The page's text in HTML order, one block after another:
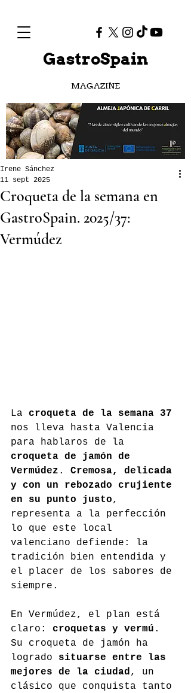
GastroSpain
MAGAZINE
Croqueta de la semana en
GastroSpain. 2025/37:
Vermúdez
Irene Sánchez
11 sept 2025
La croqueta de la semana 37
nos lleva hasta Valencia
para hablaros de la
croqueta de jamón de
Vermúdez . Cremosa, delicada
y con un rebozado crujiente
en su punto justo,
representa a la perfección
lo que este local
valenciano defiende: la
tradición bien entendida y
el placer de los sabores de
siempre.
En Vermúdez, el plan está
claro: croquetas y vermú .
Su croqueta de jamón ha
logrado situarse entre las
mejores de la ciudad, un
clásico que conquista tanto